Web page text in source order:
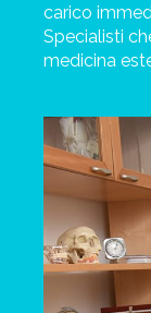
carico
Specialisti
medicina